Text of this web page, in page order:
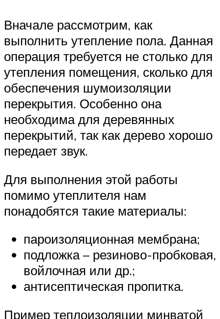
Вначале рассмотрим, как
выполнить утепление пола. Данная
операция требуется не столько для
утепления помещения, сколько для
обеспечения шумоизоляции
перекрытия. Особенно она
необходима для деревянных
перекрытий, так как дерево хорошо
передает звук.
Для выполнения этой работы
помимо утеплителя нам
понадобятся такие материалы:
пароизоляционная мембрана;
подложка – резиново-пробковая,
войлочная или др.;
антисептическая пропитка.
Пример теплоизоляции минватой